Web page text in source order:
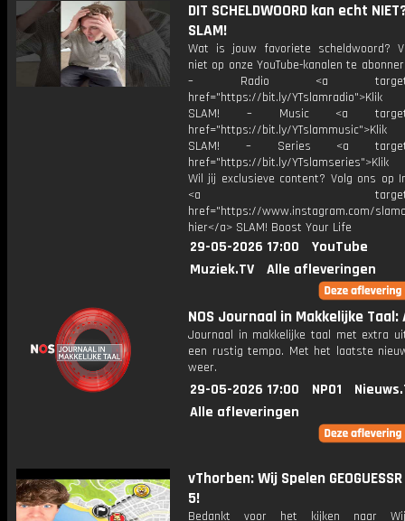
DIT SCHELDWOORD kan echt
SLAM!
Wat is jouw favoriete scheldwoord?
niet op onze YouTube-kanalen te
– Radio <a
href="https://bit.ly/
SLAM! – Music <a
href="https://bit.ly/
SLAM! – Series <a
href="https://bit.ly/
Wil jij exclusieve content? Volg ons op
<a
href="https://www.instagram.com/
hier</a> SLAM! Boost Your Life
29-05-2026 17:00
YouTube
Muziek.TV
Alle afleveringen
NOS Journaal in Makkelijke Taal:
Journaal in makkelijke taal met extra
een rustig tempo. Met het laatste
weer.
29-05-2026 17:00 NPO1
Alle afleveringen
vThorben: Wij Spelen
5!
Bedankt voor het kijken naar